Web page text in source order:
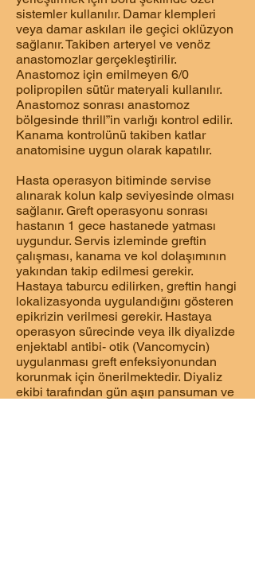
sistemler kullanılır. Damar klempleri
veya damar askıları ile geçici oklüzyon
sağlanır. Takiben arteryel ve venöz
anastomozlar gerçekleştirilir.
Anastomoz için emilmeyen 6/0
polipropilen sütür materyali kullanılır.
Anastomoz sonrası anastomoz
bölgesinde thrill”in varlığı kontrol edilir.
Kanama kontrolünü takiben katlar
anatomisine uygun olarak kapatılır.
Hasta operasyon bitiminde servise
alınarak kolun kalp seviyesinde olması
sağlanır. Greft operasyonu sonrası
hastanın 1 gece hastanede yatması
uygundur. Servis izleminde greftin
çalışması, kanama ve kol dolaşımının
yakından takip edilmesi gerekir.
Hastaya taburcu edilirken, greftin hangi
lokalizasyonda uygulandığını gösteren
epikrizin verilmesi gerekir. Hastaya
operasyon sürecinde veya ilk diyalizde
enjektabl antibi- otik (Vancomycin)
uygulanması greft enfeksiyonundan
korunmak için önerilmektedir. Diyaliz
ekibi tarafından gün aşırı pansuman ve